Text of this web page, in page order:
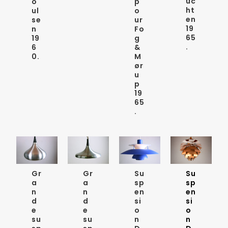
ul
se
n
19
6
0.
o
ur
Fo
g
&
M
ør
u
p
19
65
.
ht
en
19
65
.
Gr
a
n
d
e
su
Gr
a
n
d
e
su
Su
sp
en
si
o
n
Su
sp
en
si
o
n